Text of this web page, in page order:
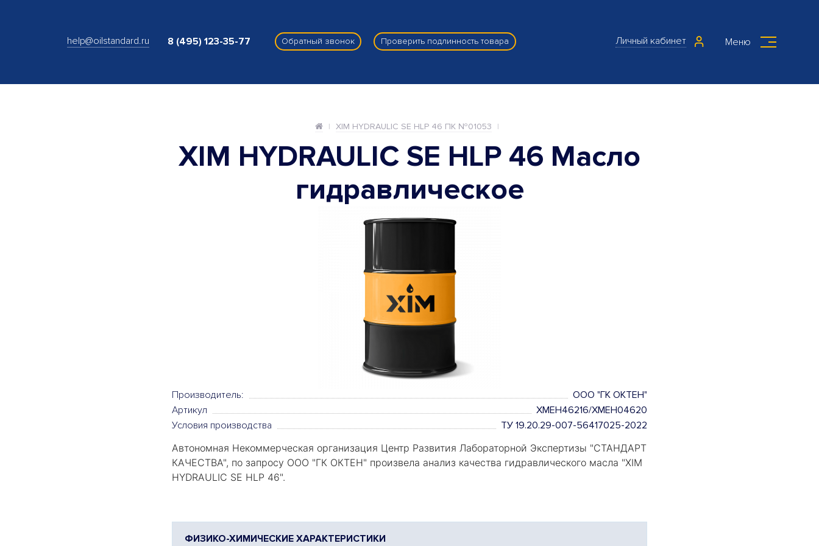
help@oilstandard.ru 8 (495) 123-35-77 Обратный звонок Проверить подлинность товара Личный кабинет Меню
XIM HYDRAULIC SE HLP 46 ПК №01053
XIM HYDRAULIC SE HLP 46 Масло
гидравлическое
Производитель:
ООО "ГК ОКТЕН"
Артикул
XMEH46216/XMEH04620
Условия производства
ТУ 19.20.29-007-56417025-2022
Автономная Некоммерческая организация Центр Развития Лабораторной Экспертизы "СТАНДАРТ
КАЧЕСТВА", по запросу ООО "ГК ОКТЕН" произвела анализ качества гидравлического масла "XIM
HYDRAULIC SE HLP 46".
ФИЗИКО-ХИМИЧЕСКИЕ ХАРАКТЕРИСТИКИ